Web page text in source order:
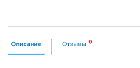
Описание Отзывы